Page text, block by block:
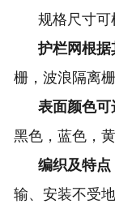
规格尺寸可
护栏网根据
栅，波浪隔离
表面颜色可
黑色，蓝色，黄
编织及特点
输、安装不受